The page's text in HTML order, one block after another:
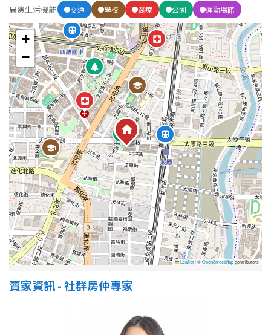
屋齡
不拘
5 年以下
5-10 年 10-20 年
20-30 年 30-40 年
40 年以上
售價
周邊生活機能 交通 學校 醫療 公園 運動場館
+
−
Leaflet|©OpenStreetMapcontributors
賣家資訊 - 社群房仲專家